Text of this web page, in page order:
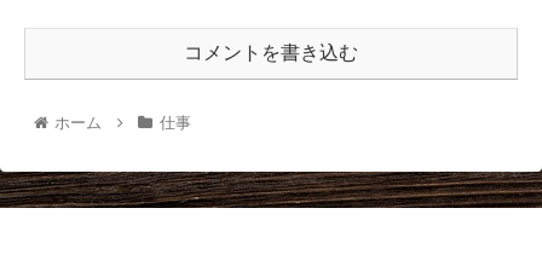
コメントを書き込む
ホーム 仕事